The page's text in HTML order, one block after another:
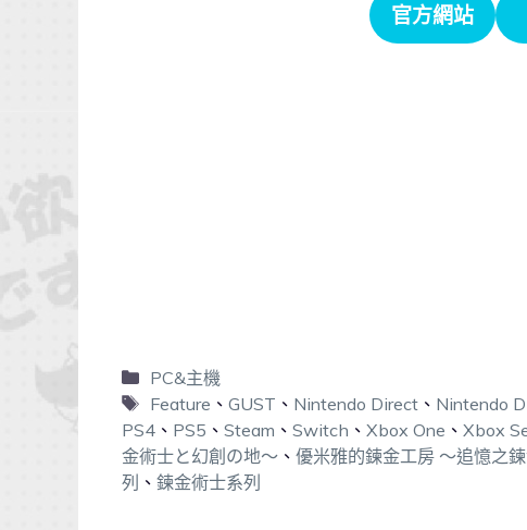
官方網站
PC&主機
Feature 、 GUST 、 Nintendo Direct、 Nintendo
PS4 、 PS5 、 Steam 、 Switch 、 Xbox One 、 Xbox
金術士と幻創の地～ 、 優米雅的鍊金工房 ～追憶之
列 、 鍊金術士系列